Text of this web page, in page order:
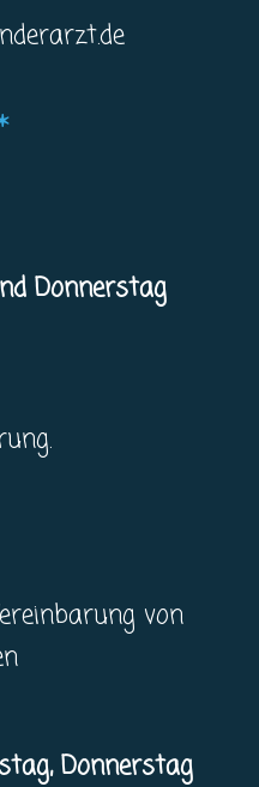
Donnerstag
von
Donnerstag